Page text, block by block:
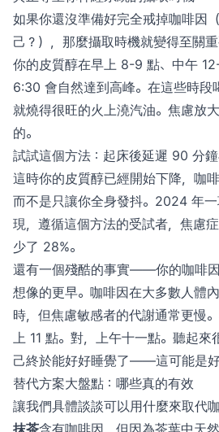
如果你還沒準備好完全戒掉咖啡因
己？），那麼攝取時機就變得至關重
你的皮質醇在早上 8-9 點、中午
6:30 會自然達到高峰。在這些時段
就燒得很旺的火上澆汽油。焦慮放
的。
試試這個方法：起床後延遲 90 分鐘
這時你的皮質醇已經開始下降，咖
而不是只讓你全身發抖。2024 年
現，遵循這個方法的受試者，焦慮
少了 28%。
還有一個殘酷的事實——你的咖啡
想像的更早。咖啡因在大多數人體
時，但焦慮敏感者的代謝通常更慢
上 11 點。對，上午十一點。聽起來
己終於能好好睡覺了——這可能是好
替代方案大盤點：哪些真的有效
讓我們具體談談可以用什麼來取代咖
抹茶含有咖啡因，但因為茶葉中天